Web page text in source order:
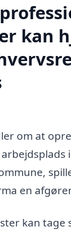
kan
om at
en
kan tage